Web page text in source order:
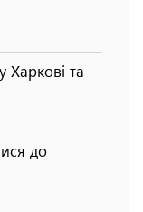
Харкові та
до